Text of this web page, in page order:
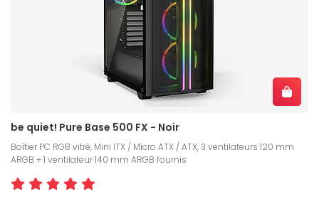
be quiet! Pure Base 500 FX - Noir
Boîtier PC RGB vitré, Mini ITX / Micro ATX / ATX, 3 ventilateurs 120 mm
ARGB + 1 ventilateur 140 mm ARGB fournis